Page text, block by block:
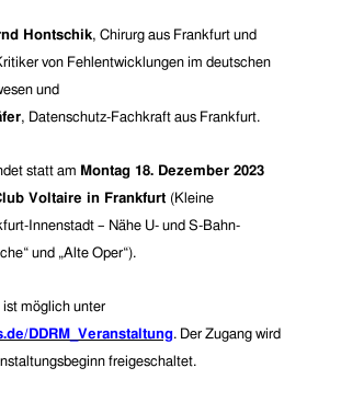
Hontschik, Chirurg aus Frankfurt und
von Fehlentwicklungen im deutschen
und
, Datenschutz-Fachkraft aus Frankfurt.
statt am Montag 18. Dezember 2023
Voltaire in Frankfurt (Kleine
Innenstadt – Nähe U- und S-Bahn-
und „Alte Oper“).
ist möglich unter
DDRM_Veranstaltung. Der Zugang wird
freigeschaltet.